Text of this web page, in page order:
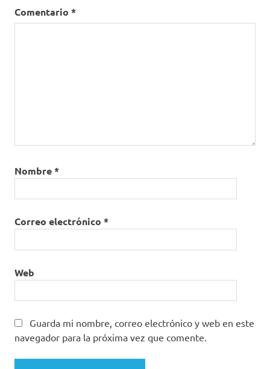
Comentario *
Nombre*
Correo electrónico *
Web
Guarda mi nombre, correo electrónico y web en este
navegador para la próxima vez que comente.